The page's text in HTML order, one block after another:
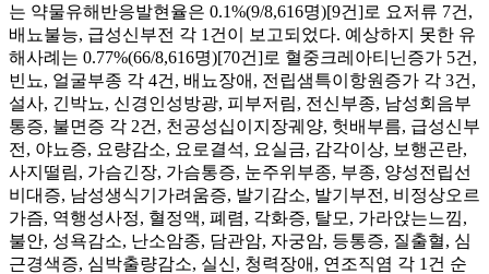
는 약물유해반응발현율은 0.1%(9/8,616명)[9건]로 요저류 7건,
배뇨불능, 급성신부전 각 1건이 보고되었다. 예상하지 못한 유
해사례는 0.77%(66/8,616명)[70건]로 혈중크레아티닌증가 5건,
빈뇨, 얼굴부종 각 4건, 배뇨장애, 전립샘특이항원증가 각 3건,
설사, 긴박뇨, 신경인성방광, 피부저림, 전신부종, 남성회음부
통증, 불면증 각 2건, 천공성십이지장궤양, 헛배부름, 급성신부
전, 야뇨증, 요량감소, 요로결석, 요실금, 감각이상, 보행곤란,
사지떨림, 가슴긴장, 가슴통증, 눈주위부종, 부종, 양성전립선
비대증, 남성생식기가려움증, 발기감소, 발기부전, 비정상오르
가즘, 역행성사정, 혈정액, 폐렴, 각화증, 탈모, 가라앉는느낌,
불안, 성욕감소, 난소암종, 담관암, 자궁암, 등통증, 질출혈, 심
근경색증, 심박출량감소, 실신, 청력장애, 연조직염 각 1건 순